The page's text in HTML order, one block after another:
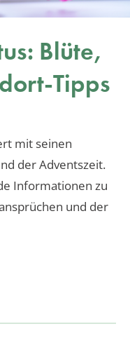
Blüte,
Tipps
mit seinen
der Adventszeit.
Informationen zu
und der